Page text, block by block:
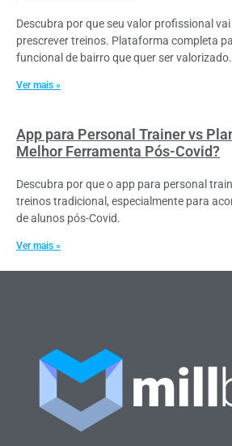
Descubra por que seu valor profissional
prescrever treinos. Plataforma completa
funcional de bairro que quer ser
Ver mais »
App para Personal Trainer vs
Melhor Ferramenta Pós-Covid?
Descubra por que o app para personal
treinos tradicional, especialmente para
de alunos pós-Covid.
Ver mais »